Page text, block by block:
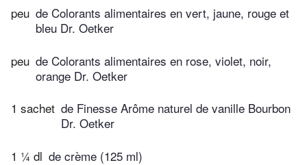
peu de Colorants alimentaires en vert, jaune, rouge et
bleu Dr. Oetker
peu de Colorants alimentaires en rose, violet, noir,
orange Dr. Oetker
1 sachet de Finesse Arôme naturel de vanille Bourbon
Dr. Oetker
1 ¼ dl de crème (125 ml)